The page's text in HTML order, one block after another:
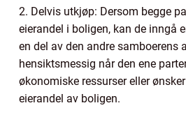
2. Delvis utkjøp: Dersom begge
eierandel i boligen, kan de inngå
en del av den andre samboerens
hensiktsmessig når den ene
økonomiske ressurser eller
eierandel av boligen.